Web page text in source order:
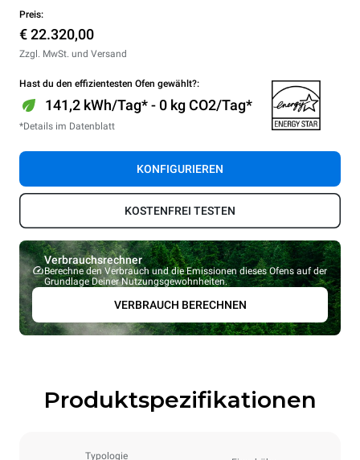
Preis:
€ 22.320,00
Zzgl. MwSt. und Versand
Hast du den effizientesten Ofen gewählt?:
141,2 kWh/Tag* - 0 kg CO2/Tag*
*Details im Datenblatt
KONFIGURIEREN
KOSTENFREI TESTEN
Verbrauchsrechner
Berechne den Verbrauch und die Emissionen dieses Ofens auf der
Grundlage Deiner Nutzungsgewohnheiten.
VERBRAUCH BERECHNEN
Produktspezifikationen
Typologie